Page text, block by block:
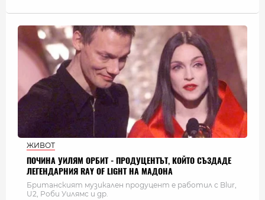
ЖИВОТ
ПОЧИНА УИЛЯМ ОРБИТ - ПРОДУЦЕНТЪТ, КОЙТО СЪЗДАДЕ
ЛЕГЕНДАРНИЯ RAY OF LIGHT НА МАДОНА
Британският музикален продуцент е работил с Blur,
U2, Роби Уилямс и др.